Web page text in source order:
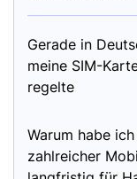
Gerade in
meine SIM-
regelte
Warum habe
zahlreicher